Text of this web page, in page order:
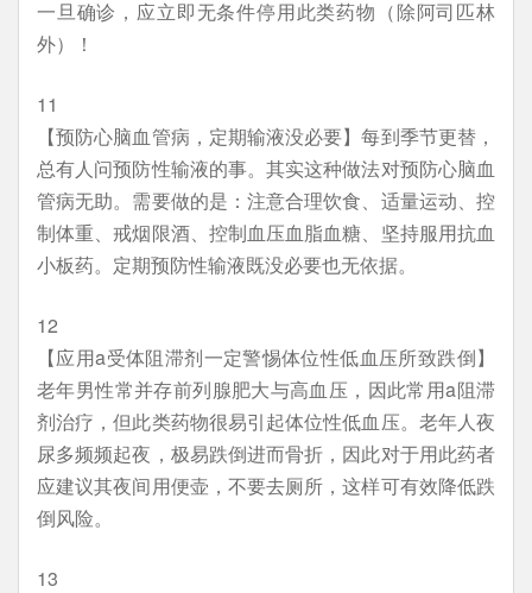
一旦确诊，应立即无条件停用此类药物（除阿司匹林
外）！
11
【预防心脑血管病，定期输液没必要】每到季节更替，
总有人问预防性输液的事。其实这种做法对预防心脑血
管病无助。需要做的是：注意合理饮食、适量运动、控
制体重、戒烟限酒、控制血压血脂血糖、坚持服用抗血
小板药。定期预防性输液既没必要也无依据。
12
【应用a受体阻滞剂一定警惕体位性低血压所致跌倒】
老年男性常并存前列腺肥大与高血压，因此常用a阻滞
剂治疗，但此类药物很易引起体位性低血压。老年人夜
尿多频频起夜，极易跌倒进而骨折，因此对于用此药者
应建议其夜间用便壶，不要去厕所，这样可有效降低跌
倒风险。
13